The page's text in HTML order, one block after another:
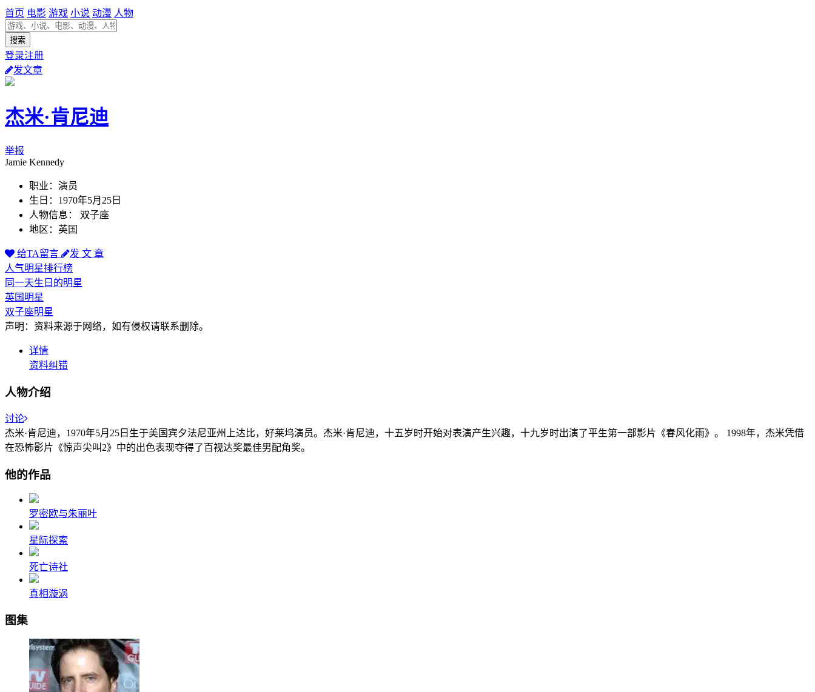
首页 电影 游戏 小说 动漫 人物
登录注册
发文章
杰米·肯尼迪
举报
Jamie Kennedy
职业：演员
生日：1970年5月25日
人物信息： 双子座
地区：英国
给TA留言
发 文 章
人气明星排行榜
同一天生日的明星
英国明星
双子座明星
声明：资料来源于网络，如有侵权请联系删除。
详情
资料纠错
人物介绍
讨论
杰米·肯尼迪，1970年5月25日生于美国宾夕法尼亚州上达比，好莱坞演员。杰米·肯尼迪，十五岁时开始对表演产生兴趣，十九岁时出演了平生第一部影片《春风化雨》。 1998年，杰米凭借
在恐怖影片《惊声尖叫2》中的出色表现夺得了百视达奖最佳男配角奖。
他的作品
罗密欧与朱丽叶
星际探索
死亡诗社
真相漩涡
图集